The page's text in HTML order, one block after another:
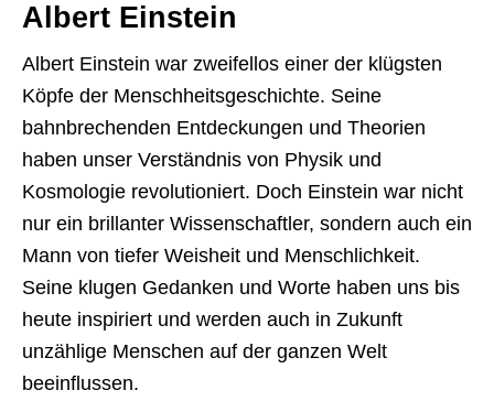
Albert Einstein
Albert Einstein war zweifellos einer der klügsten
Köpfe der Menschheitsgeschichte. Seine
bahnbrechenden Entdeckungen und Theorien
haben unser Verständnis von Physik und
Kosmologie revolutioniert. Doch Einstein war nicht
nur ein brillanter Wissenschaftler, sondern auch ein
Mann von tiefer Weisheit und Menschlichkeit.
Seine klugen Gedanken und Worte haben uns bis
heute inspiriert und werden auch in Zukunft
unzählige Menschen auf der ganzen Welt
beeinflussen.